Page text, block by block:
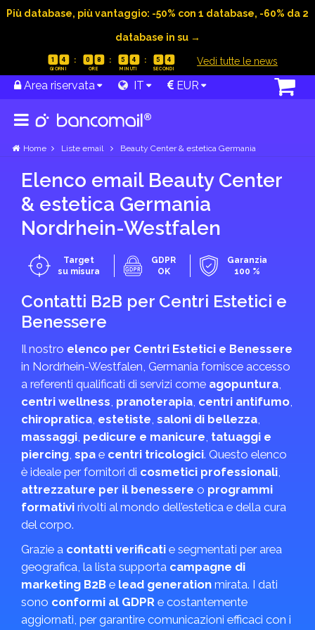
Più database, più vantaggio: -50% con 1 database, -60% da 2
database in su →
1 4 0 8 5 4 5 3 Vedi tutte le news
Area riservata IT EUR
Home Liste email Beauty Center & estetica Germania
Elenco email Beauty Center
& estetica Germania
Nordrhein-Westfalen
Target
su misura
GDPR
OK
Garanzia
100 %
Contatti B2B per Centri Estetici e
Benessere
Il nostro elenco per Centri Estetici e Benessere
in Nordrhein-Westfalen, Germania fornisce accesso
a referenti qualificati di servizi come agopuntura,
centri wellness, pranoterapia, centri antifumo,
chiropratica, estetiste, saloni di bellezza,
massaggi, pedicure e manicure, tatuaggi e
piercing, spa e centri tricologici. Questo elenco
è ideale per fornitori di cosmetici professionali,
attrezzature per il benessere o programmi
formativi rivolti al mondo dell’estetica e della cura
del corpo.
Grazie a contatti verificati e segmentati per area
geografica, la lista supporta campagne di
marketing B2B e lead generation mirata. I dati
sono conformi al GDPR e costantemente
aggiornati, per garantire comunicazioni efficaci con i